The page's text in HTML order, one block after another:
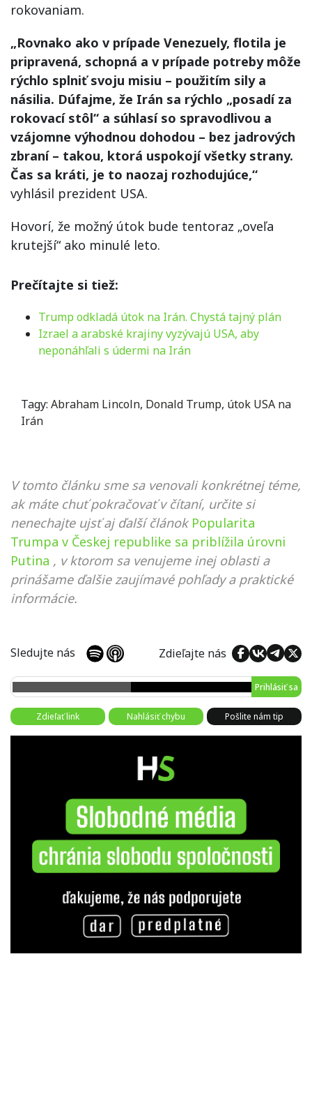
rokovaniam.
„Rovnako ako v prípade Venezuely, flotila je
pripravená, schopná a v prípade potreby môže
rýchlo splniť svoju misiu – použitím sily a
násilia. Dúfajme, že Irán sa rýchlo „posadí za
rokovací stôl“ a súhlasí so spravodlivou a
vzájomne výhodnou dohodou – bez jadrových
zbraní – takou, ktorá uspokojí všetky strany.
Čas sa kráti, je to naozaj rozhodujúce,“
vyhlásil prezident USA.
Hovorí, že možný útok bude tentoraz „oveľa
krutejší“ ako minulé leto.
Prečítajte si tiež:
Trump odkladá útok na Irán. Chystá tajný plán
Izrael a arabské krajiny vyzývajú USA, aby
neponáhľali s údermi na Irán
Tagy: Abraham Lincoln, Donald Trump, útok USA na
Irán
V tomto článku sme sa venovali konkrétnej téme,
ak máte chuť pokračovať v čítaní, určite si
nenechajte ujsť aj ďalší článok Popularita
Trumpa v Českej republike sa priblížila úrovni
Putina , v ktorom sa venujeme inej oblasti a
prinášame ďalšie zaujímavé pohľady a praktické
informácie.
Sledujte nás Zdieľajte nás
Prihlásiť sa
Zdieľať link Nahlásiť chybu Pošlite nám tip